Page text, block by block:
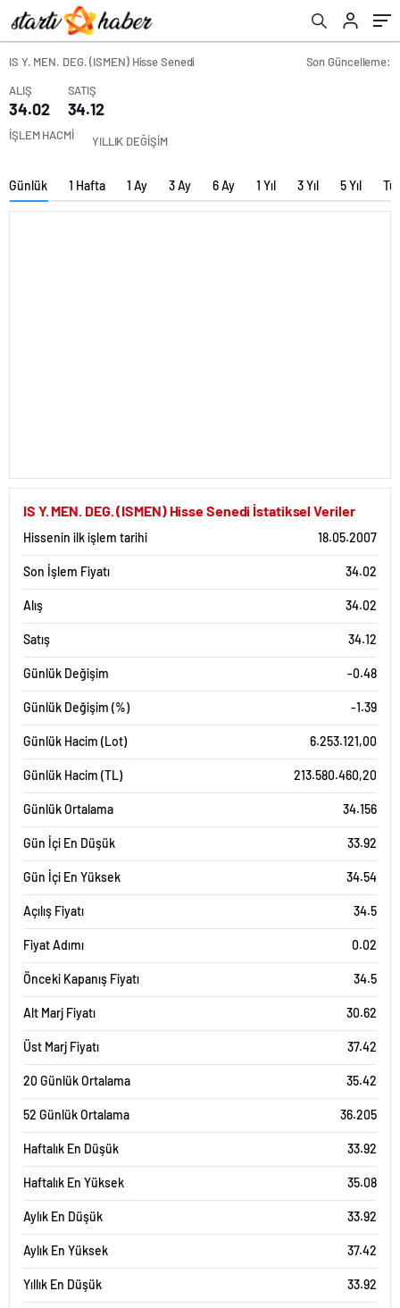
IS Y. MEN. DEG. (ISMEN) Hisse Senedi
Son Güncelleme:
ALIŞ
34.02
SATIŞ
34.12
İŞLEM HACMİ YILLIK DEĞİŞİM
Günlük 1 Hafta 1 Ay 3 Ay 6 Ay 1 Yıl 3 Yıl 5 Yıl
IS Y. MEN. DEG. (ISMEN) Hisse Senedi İstatiksel Veriler
Hissenin ilk işlem tarihi 18.05.2007
Son İşlem Fiyatı 34.02
Alış 34.02
Satış 34.12
Günlük Değişim -0.48
Günlük Değişim (%) -1.39
Günlük Hacim (Lot) 6.253.121,00
Günlük Hacim (TL) 213.580.460,20
Günlük Ortalama 34.156
Gün İçi En Düşük 33.92
Gün İçi En Yüksek 34.54
Açılış Fiyatı 34.5
Fiyat Adımı 0.02
Önceki Kapanış Fiyatı 34.5
Alt Marj Fiyatı 30.62
Üst Marj Fiyatı 37.42
20 Günlük Ortalama 35.42
52 Günlük Ortalama 36.205
Haftalık En Düşük 33.92
Haftalık En Yüksek 35.08
Aylık En Düşük 33.92
Aylık En Yüksek 37.42
Yıllık En Düşük 33.92